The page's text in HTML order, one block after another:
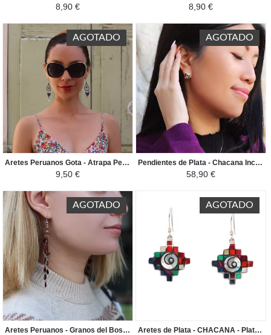
8,90 € 8,90 €
AGOTADO
Aretes Peruanos Gota - Atrapa Pesadillas en Perlas de Rocalla - Azul / Negro
9,50 €
AGOTADO
Pendientes de Plata - Chacana Inca - Plata 950 con incrustaciones de piedras naturales semipreciosas - Colorido
58,90 €
AGOTADO
Aretes Peruanos - Granos del Bosque - Marron
AGOTADO
Aretes de Plata - CHACANA - Plata 950 con incrustaciones de piedras semipreciosas